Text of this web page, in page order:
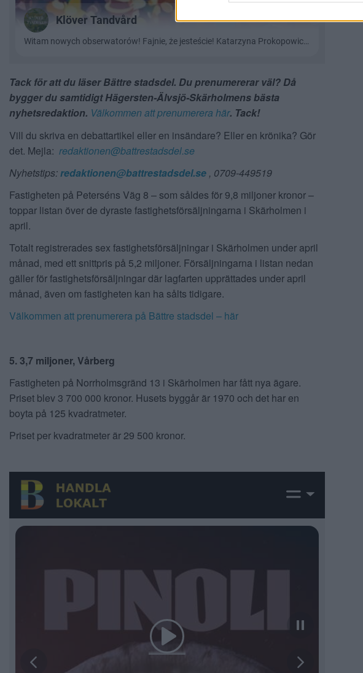
Tack för att du läser Bättre stadsdel. Du prenumererar väl? Då
bygger du samtidigt Hägersten-Älvsjö-Skärholmens bästa
nyhetsredaktion. Välkommen att prenumerera här. Tack!
Vill du skriva en debattartikel eller en insändare? Eller en krönika? Gör
det. Mejla: redaktionen@battrestadsdel.se
Nyhetstips:redaktionen@battrestadsdel.se , 0709-449519
Fastigheten på Peterséns Väg 8 – som såldes för 9,8 miljoner kronor –
toppar listan över de dyraste fastighetsförsäljningarna i Skärholmen i
april.
Totalt registrerades sex fastighetsförsäljningar i Skärholmen under april
månad, med ett snittpris på 5,2 miljoner. Försäljningarna i listan nedan
gäller för fastighetsförsäljningar där lagfarten upprättades under april
månad, även om fastigheten kan ha sålts tidigare.
Välkommen att prenumerera på Bättre stadsdel – här
5. 3,7 miljoner, Vårberg
Fastigheten på Norrholmsgränd 13 i Skärholmen har fått nya ägare.
Priset blev 3 700 000 kronor. Husets byggår är 1970 och det har en
boyta på 125 kvadratmeter.
Priset per kvadratmeter är 29 500 kronor.